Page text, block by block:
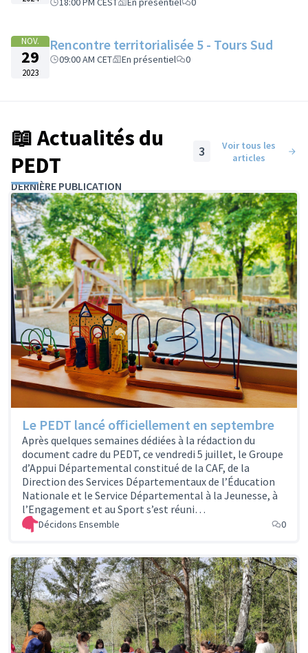
NOV.
29
2023
Rencontre territorialisée 5 - Tours Sud
09:00 AM CET En présentiel 0
📖 Actualités du
PEDT
3
Voir tous les
articles
DERNIÈRE PUBLICATION
Le PEDT lancé officiellement en septembre
Après quelques semaines dédiées à la rédaction du
document cadre du PEDT, ce vendredi 5 juillet, le Groupe
d’Appui Départemental constitué de la CAF, de la
Direction des Services Départementaux de l’Éducation
Nationale et le Service Départemental à la Jeunesse, à
l’Engagement et au Sport s’est réuni…
Décidons Ensemble 0